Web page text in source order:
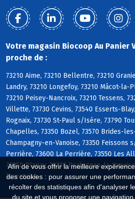
Afin de vous offrir la meilleure
des cookies : pour assurer une
récolter des statistiques afin d'analyser
du site et vous proposer une
Votre magasin Biocoop Au Panier
proche de :
73210 Aime, 73210 Bellentre, 73210
Landry, 73210 Longefoy, 73210 Mâcot-la-
73210 Peisey-Nancroix, 73210 Tessens,
Villette, 73730 Cevins, 73540 Esserts-
Rognaix, 73730 St-Paul s/Isère, 73790
Chapelles, 73350 Bozel, 73570 Brides-
Champagny-en-Vanoise, 73350 Feissons
Perrière, 73600 La Perrière, 73550 Les
73350 Planay, 73710 Pralognan-la-
Tarentaise